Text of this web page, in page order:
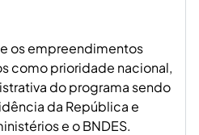
os empreendimentos
como prioridade nacional,
do programa sendo
da República e
e o BNDES.